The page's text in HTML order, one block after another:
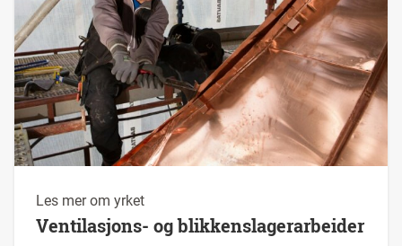
Les mer om yrket
Ventilasjons- og blikkenslagerarbeider